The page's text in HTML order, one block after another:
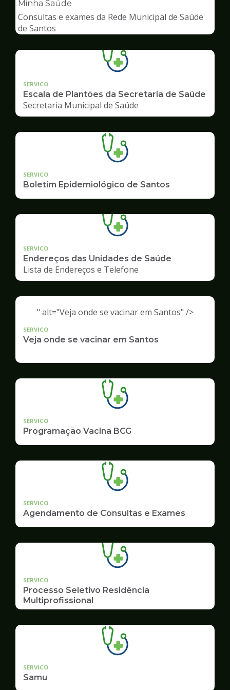
de
Saúde
Minha Saúde
Consultas e exames da Rede Municipal de Saúde
de Santos
SERVICO
Escala de Plantões da Secretaria de Saúde
Secretaria Municipal de Saúde
SERVICO
Boletim Epidemiológico de Santos
SERVICO
Endereços das Unidades de Saúde
Lista de Endereços e Telefone
" alt="Veja onde se vacinar em Santos" />
SERVICO
Veja onde se vacinar em Santos
SERVICO
Programação Vacina BCG
SERVICO
Agendamento de Consultas e Exames
SERVICO
Processo Seletivo Residência
Multiprofissional
SERVICO
Samu